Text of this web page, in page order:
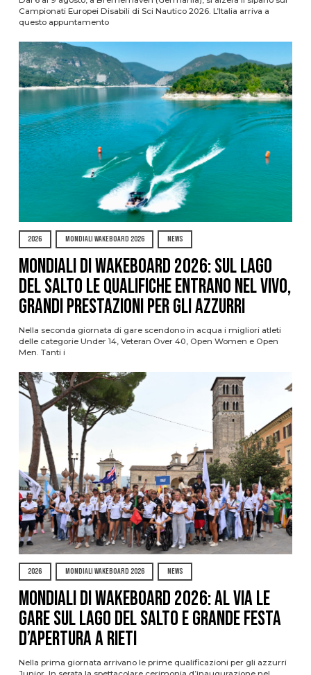
Campionati Europei Disabili di Sci Nautico 2026. L’Italia arriva a
questo appuntamento
2026 MONDIALI WAKEBOARD 2026 NEWS
Mondiali di Wakeboard 2026: sul Lago
del Salto le qualifiche entrano nel vivo,
grandi prestazioni per gli azzurri
Nella seconda giornata di gare scendono in acqua i migliori atleti
delle categorie Under 14, Veteran Over 40, Open Women e Open
Men. Tanti i
2026 MONDIALI WAKEBOARD 2026 NEWS
Mondiali di Wakeboard 2026: al via le
gare sul Lago del Salto e grande festa
d’apertura a Rieti
Nella prima giornata arrivano le prime qualificazioni per gli azzurri